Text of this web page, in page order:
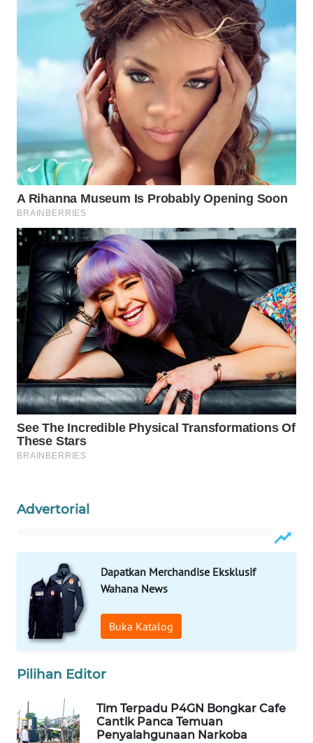
Advertorial
Dapatkan Merchandise Eksklusif
Wahana News
Buka Katalog
Pilihan Editor
Tim Terpadu P4GN Bongkar Cafe
Cantik Panca Temuan
Penyalahgunaan Narkoba
PERSONA
OTOMOTIF
HEALTH
WAHANA
DESA
WISATA
LAPAK
WAHANA
Wahana
Network
KONSUMEN
LISTRIK
MASYARAKAT
KELISTRIKAN
WALINKI
ID
MARTABAT
WATCH
MKLI
KOPEKLIN